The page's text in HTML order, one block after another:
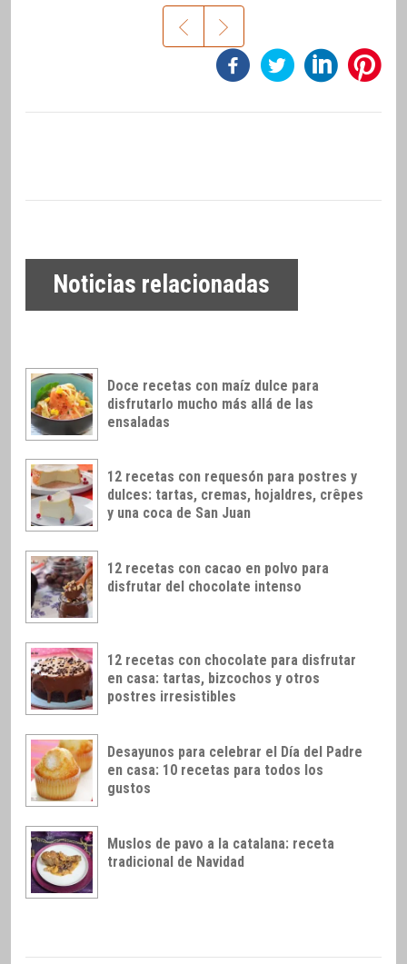
Noticias relacionadas
Doce recetas con maíz dulce para
disfrutarlo mucho más allá de las
ensaladas
12 recetas con requesón para postres y
dulces: tartas, cremas, hojaldres, crêpes
y una coca de San Juan
12 recetas con cacao en polvo para
disfrutar del chocolate intenso
12 recetas con chocolate para disfrutar
en casa: tartas, bizcochos y otros
postres irresistibles
Desayunos para celebrar el Día del Padre
en casa: 10 recetas para todos los
gustos
Muslos de pavo a la catalana: receta
tradicional de Navidad